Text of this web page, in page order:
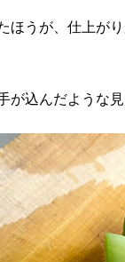
ほうが、仕上が
が込んだような